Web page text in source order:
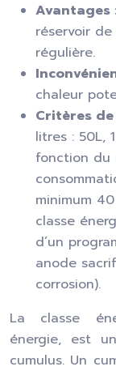
Avantages
réservoir
régulière.
chaleur
Critères
litres : 50L,
fonction du
minimum
classe
d’un
anode
corrosion).
La classe
énergie, est
cumulus. Un